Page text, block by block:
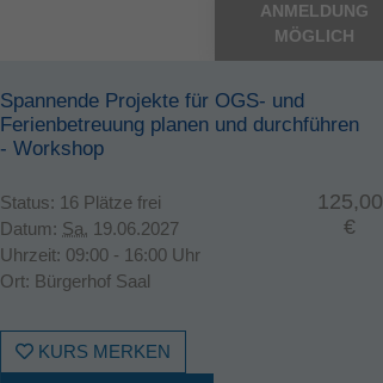
ANMELDUNG
MÖGLICH
Spannende Projekte für OGS- und
Ferienbetreuung planen und durchführen
- Workshop
Status: 16 Plätze frei
Datum: Sa. 19.06.2027
Uhrzeit: 09:00 - 16:00 Uhr
Ort: Bürgerhof Saal
125,00
€
KURS MERKEN